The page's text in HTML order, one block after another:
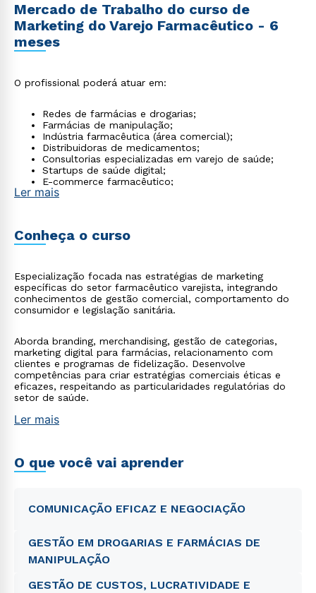
Mercado de Trabalho do curso de
Marketing do Varejo Farmacêutico - 6
meses
O profissional poderá atuar em:
Redes de farmácias e drogarias;
Farmácias de manipulação;
Indústria farmacêutica (área comercial);
Distribuidoras de medicamentos;
Consultorias especializadas em varejo de saúde;
Startups de saúde digital;
E-commerce farmacêutico;
É crescente também a demanda por profissionais
Ler mais
Conheça o curso
Especialização focada nas estratégias de marketing
específicas do setor farmacêutico varejista, integrando
conhecimentos de gestão comercial, comportamento do
consumidor e legislação sanitária.
Aborda branding, merchandising, gestão de categorias,
marketing digital para farmácias, relacionamento com
clientes e programas de fidelização. Desenvolve
competências para criar estratégias comerciais éticas e
eficazes, respeitando as particularidades regulatórias do
setor de saúde.
Ler mais
O que você vai aprender
COMUNICAÇÃO EFICAZ E NEGOCIAÇÃO
GESTÃO EM DROGARIAS E FARMÁCIAS DE
MANIPULAÇÃO
GESTÃO DE CUSTOS, LUCRATIVIDADE E